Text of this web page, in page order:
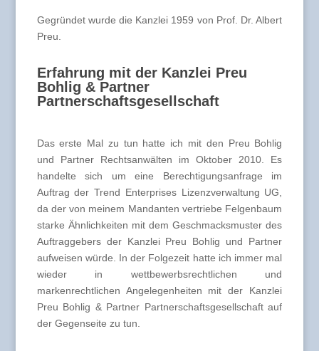
Gegründet wurde die Kanzlei 1959 von Prof. Dr. Albert
Preu.
Erfahrung mit der Kanzlei Preu
Bohlig & Partner
Partnerschaftsgesellschaft
Das erste Mal zu tun hatte ich mit den Preu Bohlig
und Partner Rechtsanwälten im Oktober 2010. Es
handelte sich um eine Berechtigungsanfrage im
Auftrag der Trend Enterprises Lizenzverwaltung UG,
da der von meinem Mandanten vertriebe Felgenbaum
starke Ähnlichkeiten mit dem Geschmacksmuster des
Auftraggebers der Kanzlei Preu Bohlig und Partner
aufweisen würde. In der Folgezeit hatte ich immer mal
wieder in wettbewerbsrechtlichen und
markenrechtlichen Angelegenheiten mit der Kanzlei
Preu Bohlig & Partner Partnerschaftsgesellschaft auf
der Gegenseite zu tun.